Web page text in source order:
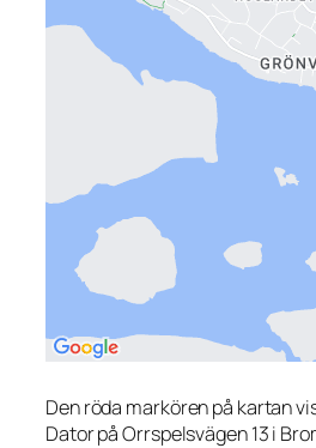
Den röda markören på kartan
Dator på Orrspelsvägen 13 i